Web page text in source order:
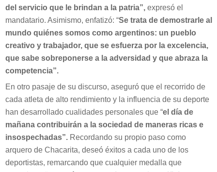
del servicio que le brindan a la patria”,expresó el
mandatario. Asimismo, enfatizó: “Se trata de demostrarle al
mundo quiénes somos como argentinos: un pueblo
creativo y trabajador, que se esfuerza por la excelencia,
que sabe sobreponerse a la adversidad y que abraza la
competencia”.
En otro pasaje de su discurso, aseguró que el recorrido de
cada atleta de alto rendimiento y la influencia de su deporte
han desarrollado cualidades personales que “el día de
mañana contribuirán a la sociedad de maneras ricas e
insospechadas”. Recordando su propio paso como
arquero de Chacarita, deseó éxitos a cada uno de los
deportistas, remarcando que cualquier medalla que